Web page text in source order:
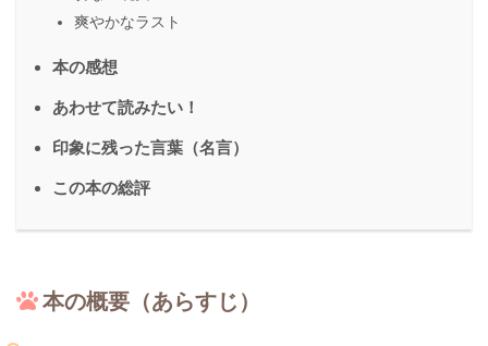
爽やかなラスト
本の感想
あわせて読みたい！
印象に残った言葉（名言）
この本の総評
本の概要（あらすじ）